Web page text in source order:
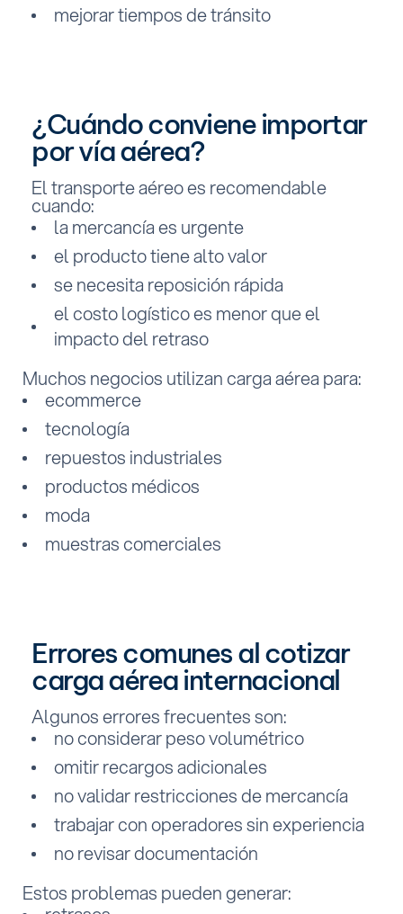
mejorar tiempos de tránsito
¿Cuándo conviene importar
por vía aérea?
El transporte aéreo es recomendable
cuando:
la mercancía es urgente
el producto tiene alto valor
se necesita reposición rápida
el costo logístico es menor que el
impacto del retraso
Muchos negocios utilizan carga aérea para:
ecommerce
tecnología
repuestos industriales
productos médicos
moda
muestras comerciales
Errores comunes al cotizar
carga aérea internacional
Algunos errores frecuentes son:
no considerar peso volumétrico
omitir recargos adicionales
no validar restricciones de mercancía
trabajar con operadores sin experiencia
no revisar documentación
Estos problemas pueden generar: